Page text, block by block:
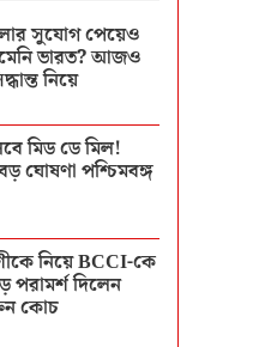
সুযোগ পেয়েও
ভারত? আজও
নিয়ে
মিড ডে মিল!
ঘোষণা পশ্চিমবঙ্গ
নিয়ে BCCI-কে
পরামর্শ দিলেন
কোচ